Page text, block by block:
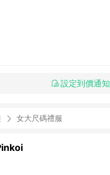
設定到價通知
女大尺碼禮服